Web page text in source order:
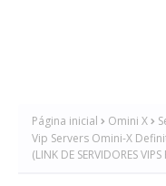
Página inicial Omini X
Vip Servers Omini-X
(LINK DE SERVIDORES